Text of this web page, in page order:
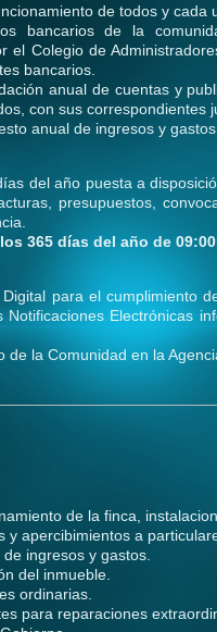
de todos y cada
bancarios de la
el Colegio de
bancarios.
anual de cuentas y
con sus correspondientes
anual de ingresos y gastos
del año puesta a
presupuestos,
365 días del año de
para el cumplimiento
Notificaciones Electrónicas
de la Comunidad en la
de la finca,
y apercibimientos a
ingresos y gastos.
del inmueble.
ordinarias.
para reparaciones